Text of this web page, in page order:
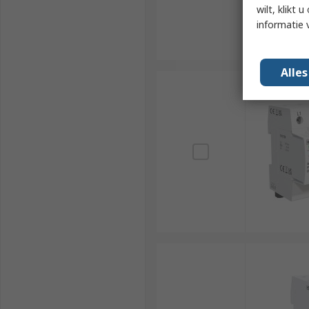
wilt, klikt u
informatie